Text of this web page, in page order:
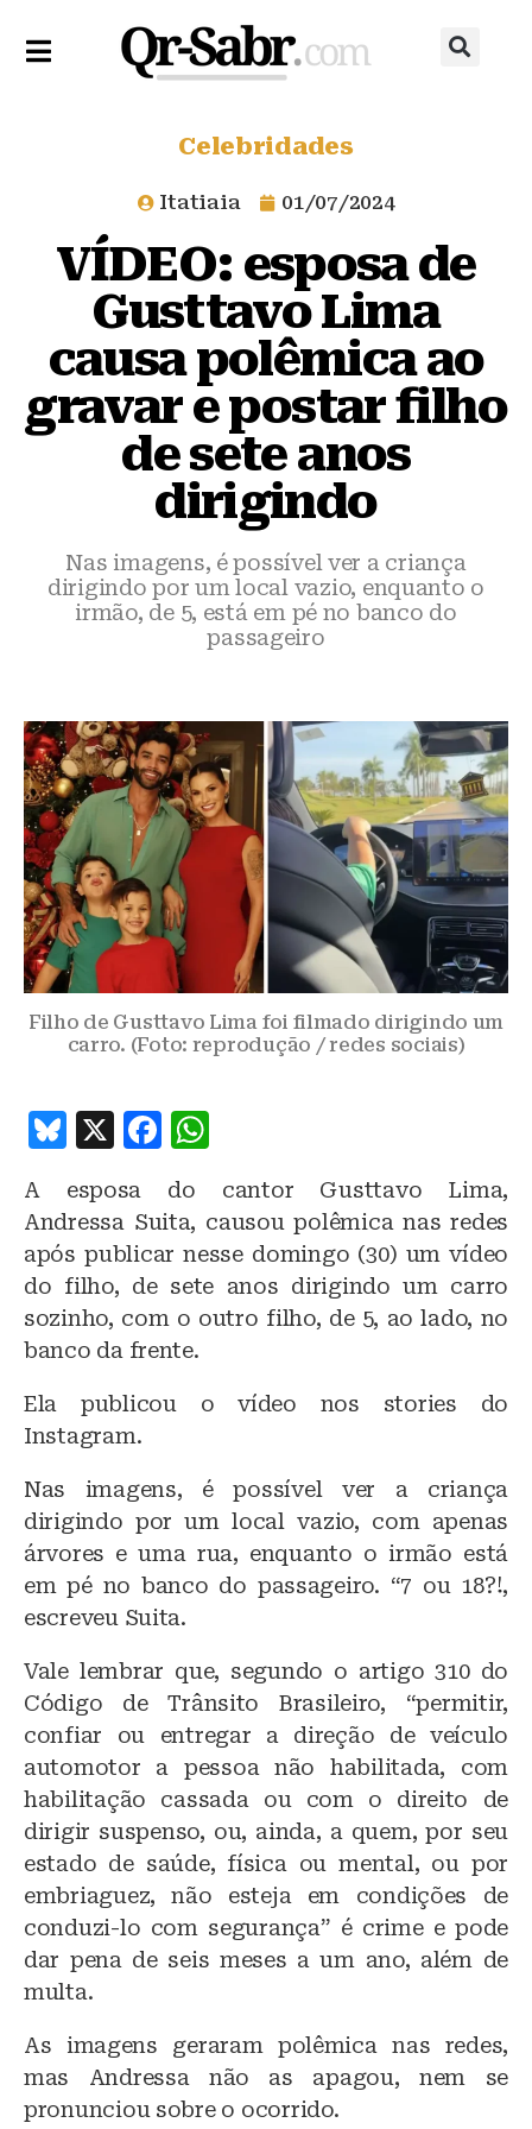
Celebridades
Itatiaia 01/07/2024
VÍDEO: esposa de
Gusttavo Lima
causa polêmica ao
gravar e postar filho
de sete anos
dirigindo
Nas imagens, é possível ver a criança
dirigindo por um local vazio, enquanto o
irmão, de 5, está em pé no banco do
passageiro
Filho de Gusttavo Lima foi filmado dirigindo um
carro. (Foto: reprodução / redes sociais)
B
e
s
k
y
X
F
c
e
b
o
o
k
at
s
A
p
A esposa do cantor Gusttavo Lima,
Andressa Suita, causou polêmica nas redes
após publicar nesse domingo (30) um vídeo
do filho, de sete anos dirigindo um carro
sozinho, com o outro filho, de 5, ao lado, no
banco da frente.
Ela publicou o vídeo nos stories do
Instagram.
Nas imagens, é possível ver a criança
dirigindo por um local vazio, com apenas
árvores e uma rua, enquanto o irmão está
em pé no banco do passageiro. “7 ou 18?!,
escreveu Suita.
Vale lembrar que, segundo o artigo 310 do
Código de Trânsito Brasileiro, “permitir,
confiar ou entregar a direção de veículo
automotor a pessoa não habilitada, com
habilitação cassada ou com o direito de
dirigir suspenso, ou, ainda, a quem, por seu
estado de saúde, física ou mental, ou por
embriaguez, não esteja em condições de
conduzi-lo com segurança” é crime e pode
dar pena de seis meses a um ano, além de
multa.
As imagens geraram polêmica nas redes,
mas Andressa não as apagou, nem se
pronunciou sobre o ocorrido.